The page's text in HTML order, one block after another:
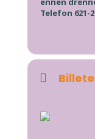
Telefon 621-